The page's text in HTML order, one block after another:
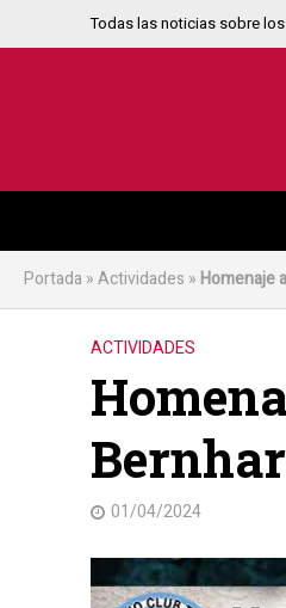
Todas las noticias sobre
Portada »Actividades » Homenaje
ACTIVIDADES
01/04/2024